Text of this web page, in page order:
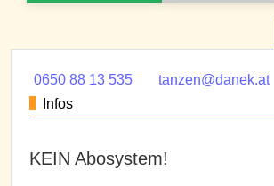
0650 88 13 535
tanzen@danek.at
Infos
KEIN Abosystem!